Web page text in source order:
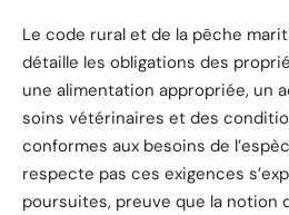
Le code rural et de la pêche
détaille les obligations des
une alimentation appropriée, un
soins vétérinaires et des
conformes aux besoins de
respecte pas ces exigences
poursuites, preuve que la notion